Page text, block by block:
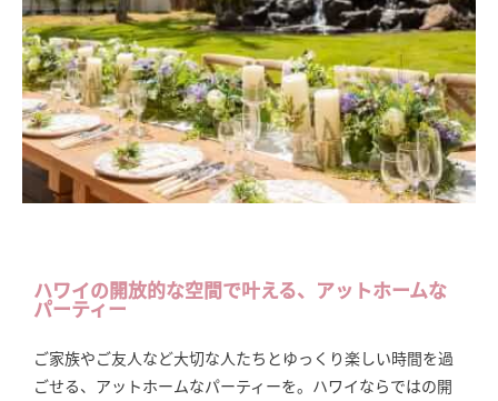
ハワイの開放的な空間で叶える、アットホームな
パーティー
ご家族やご友人など大切な人たちとゆっくり楽しい時間を過
ごせる、アットホームなパーティーを。ハワイならではの開